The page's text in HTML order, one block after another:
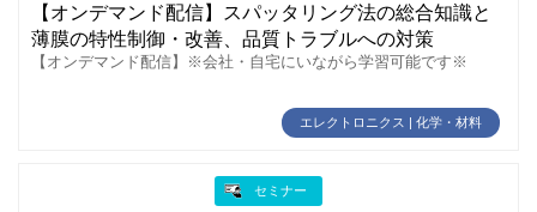
【オンデマンド配信】スパッタリング法の総合知識と
薄膜の特性制御・改善、品質トラブルへの対策
【オンデマンド配信】※会社・自宅にいながら学習可能です※
エレクトロニクス | 化学・材料
セミナー